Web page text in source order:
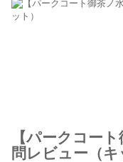
【パークコー
問レビュー（キ